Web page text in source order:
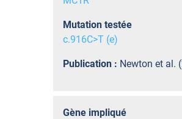
Mutation testée
c.916C>T (e)
Publication : Newton et al.
Gène impliqué